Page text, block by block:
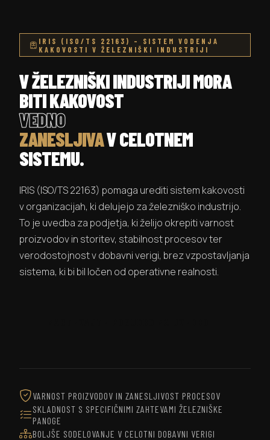
IRIS (ISO/TS 22163) – SISTEM VODENJA
KAKOVOSTI V ŽELEZNIŠKI INDUSTRIJI
V ŽELEZNIŠKI INDUSTRIJI MORA
BITI KAKOVOST
VEDNO
ZANESLJIVAV CELOTNEM
SISTEMU.
IRIS (ISO/TS 22163) pomaga urediti sistem kakovosti
v organizacijah, ki delujejo za železniško industrijo.
To je uvedba za podjetja, ki želijo okrepiti varnost
proizvodov in storitev, stabilnost procesov ter
verodostojnost v dobavni verigi, brez vzpostavljanja
sistema, ki bi bil ločen od operativne realnosti.
VARNOST PROIZVODOV IN ZANESLJIVOST PROCESOV
SKLADNOST S SPECIFIČNIMI ZAHTEVAMI ŽELEZNIŠKE
PANOGE
BOLJŠE SODELOVANJE V CELOTNI DOBAVNI VERIGI